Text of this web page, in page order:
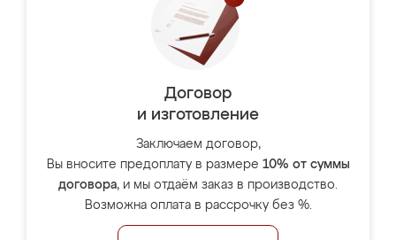
Договор
и изготовление
Заключаем договор,
Вы вносите предоплату в размере 10% от суммы
договора, и мы отдаём заказ в производство.
Возможна оплата в рассрочку без %.